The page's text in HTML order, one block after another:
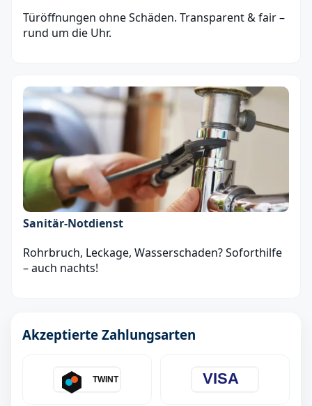
Türöffnungen ohne Schäden. Transparent & fair –
rund um die Uhr.
Sanitär‑Notdienst
Rohrbruch, Leckage, Wasserschaden? Soforthilfe
– auch nachts!
Akzeptierte Zahlungsarten
TWINT VISA